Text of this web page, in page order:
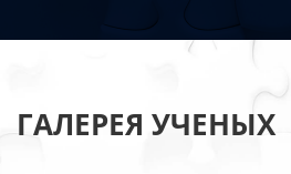
ГАЛЕРЕЯ УЧЕНЫХ